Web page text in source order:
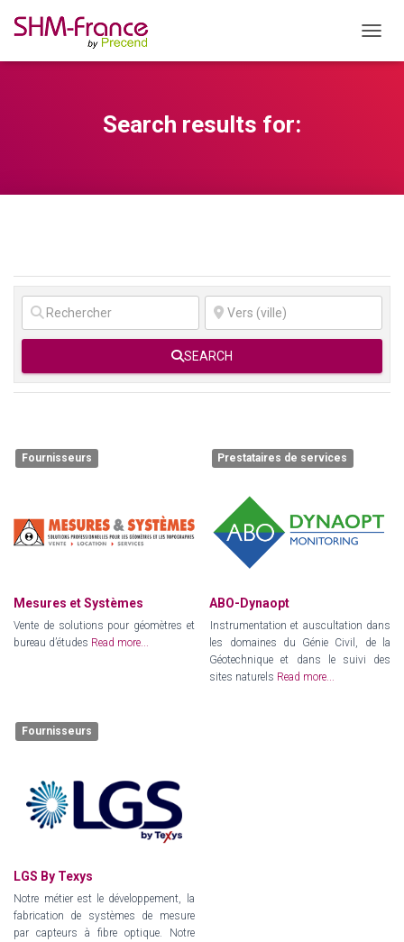
Search results for:
SEARCH
Fournisseurs
Mesures et Systèmes
Vente de solutions pour géomètres et
bureau d’études Read more...
Prestataires de services
ABO-Dynaopt
Instrumentation et auscultation dans
les domaines du Génie Civil, de la
Géotechnique et dans le suivi des
sites naturels Read more...
Fournisseurs
LGS By Texys
Notre métier est le développement, la
fabrication de systèmes de mesure
par capteurs à fibre optique. Notre